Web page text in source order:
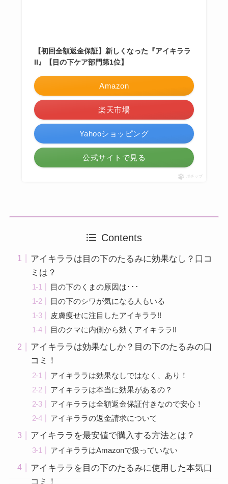
【初回全額返金保証】新しくなった『アイキララ
II』【目の下ケア部門第1位】
Amazon
楽天市場
Yahooショッピング
公式サイトで見る
ポチップ
Contents
アイキララは目の下のたるみに効果なし？口コ
ミは？
目の下のくまの原因は･･･
目の下のシワが気になる人もいる
皮膚痩せに注目したアイキララ!!
目のクマに内側から効くアイキララ!!
アイキララは効果なしか？目の下のたるみの口
コミ！
アイキララは効果なしではなく、あり！
アイキララは本当に効果があるの？
アイキララは全額返金保証付きなので安心！
アイキララの返金請求について
アイキララを最安値で購入する方法とは？
アイキララはAmazonで扱っていない
アイキララを目の下のたるみに使用した本気口
コミ！